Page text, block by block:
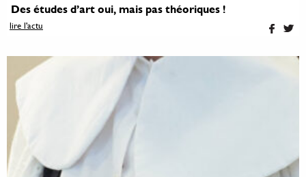
Des études d’art oui, mais pas théoriques !
lire l'actu